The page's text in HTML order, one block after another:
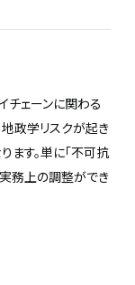
チェーンに関わる
政学リスクが起き
ます。単に「不可抗
務上の調整ができ